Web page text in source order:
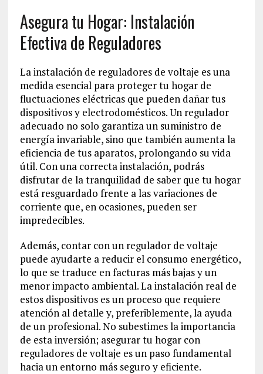
Asegura tu Hogar: Instalación
Efectiva de Reguladores
La instalación de reguladores de voltaje es una
medida esencial para proteger tu hogar de
fluctuaciones eléctricas que pueden dañar tus
dispositivos y electrodomésticos. Un regulador
adecuado no solo garantiza un suministro de
energía invariable, sino que también aumenta la
eficiencia de tus aparatos, prolongando su vida
útil. Con una correcta instalación, podrás
disfrutar de la tranquilidad de saber que tu hogar
está resguardado frente a las variaciones de
corriente que, en ocasiones, pueden ser
impredecibles.
Además, contar con un regulador de voltaje
puede ayudarte a reducir el consumo energético,
lo que se traduce en facturas más bajas y un
menor impacto ambiental. La instalación real de
estos dispositivos es un proceso que requiere
atención al detalle y, preferiblemente, la ayuda
de un profesional. No subestimes la importancia
de esta inversión; asegurar tu hogar con
reguladores de voltaje es un paso fundamental
hacia un entorno más seguro y eficiente.